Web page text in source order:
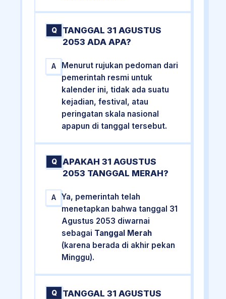
Q
TANGGAL 31 AGUSTUS
2053 ADA APA?
A
Menurut rujukan pedoman dari
pemerintah resmi untuk
kalender ini, tidak ada suatu
kejadian, festival, atau
peringatan skala nasional
apapun di tanggal tersebut.
Q
APAKAH 31 AGUSTUS
2053 TANGGAL MERAH?
A
Ya, pemerintah telah
menetapkan bahwa tanggal 31
Agustus 2053 diwarnai
sebagai Tanggal Merah
(karena berada di akhir pekan
Minggu).
Q
TANGGAL 31 AGUSTUS